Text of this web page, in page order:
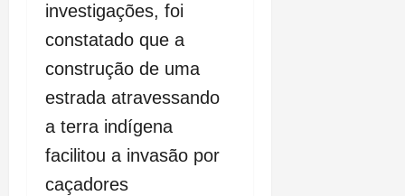
investigações, foi
constatado que a
construção de uma
estrada atravessando
a terra indígena
facilitou a invasão por
caçadores